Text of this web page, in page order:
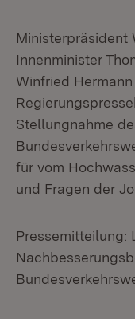
Ministerpräsident
Innenminister
Winfried
Stellungnahme
für vom
und Fragen der
Pressemitteilung: